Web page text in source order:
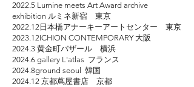
2022.5 Lumine meets Art Award archive
exhibition ルミネ新宿 東京
2022.12日本橋アナーキーアートセンター 東京
2023.12ICHION CONTEMPORARY 大阪
2024.3 黄金町バザール 横浜
2024.6 gallery L'atlas フランス
2024.8ground seoul 韓国
2024.12 京都蔦屋書店 京都